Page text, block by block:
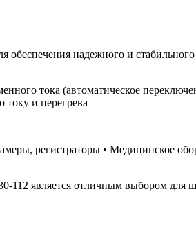
надежного и
тока (автоматическое
току и перегрева
регистраторы • Медицинское
112 является отличным выбором